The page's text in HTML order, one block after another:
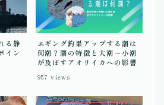
る静
イン
エギング釣果アップする潮は
何潮？潮の特徴と大潮～小潮
が及ぼすアオリイカへの影響
957 views